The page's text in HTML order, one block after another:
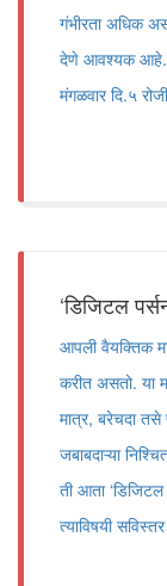
गंभीरता अधिक
देणे आवश्यक
मंगळवार दि.५
‌‘डिजिटल
आपली वैयक्तिक
करीत असतो. या
मात्र, बरेचदा तसे
जबाबदाऱ्या
ती आता
त्याविषयी